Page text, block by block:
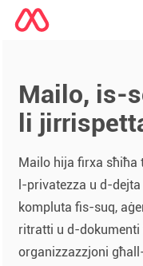
Mailo, is-
li
Mailo hija firxa sħiħa
l-privatezza u d-
kompluta fis-suq,
ritratti u d-dokumenti
organizzazzjoni